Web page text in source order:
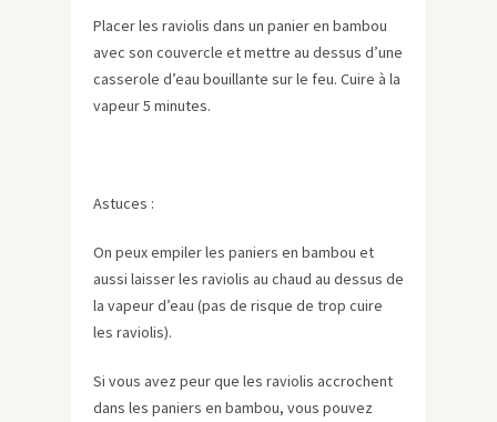
Placer les raviolis dans un panier en bambou
avec son couvercle et mettre au dessus d’une
casserole d’eau bouillante sur le feu. Cuire à la
vapeur 5 minutes.
Astuces :
On peux empiler les paniers en bambou et
aussi laisser les raviolis au chaud au dessus de
la vapeur d’eau (pas de risque de trop cuire
les raviolis).
Si vous avez peur que les raviolis accrochent
dans les paniers en bambou, vous pouvez